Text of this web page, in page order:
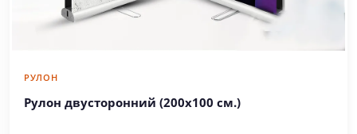
РУЛОН
Рулон двусторонний (200х100 см.)